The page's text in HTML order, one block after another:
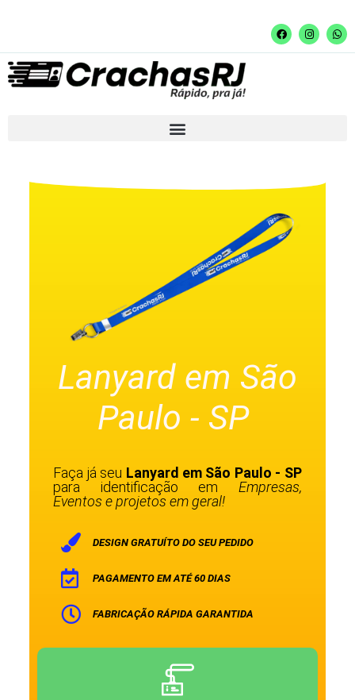
Lanyard em São
Paulo - SP
Faça já seu Lanyard em São Paulo - SP
para identificação em Empresas,
Eventos e projetos em geral!
DESIGN GRATUÍTO DO SEU PEDIDO
PAGAMENTO EM ATÉ 60 DIAS
FABRICAÇÃO RÁPIDA GARANTIDA